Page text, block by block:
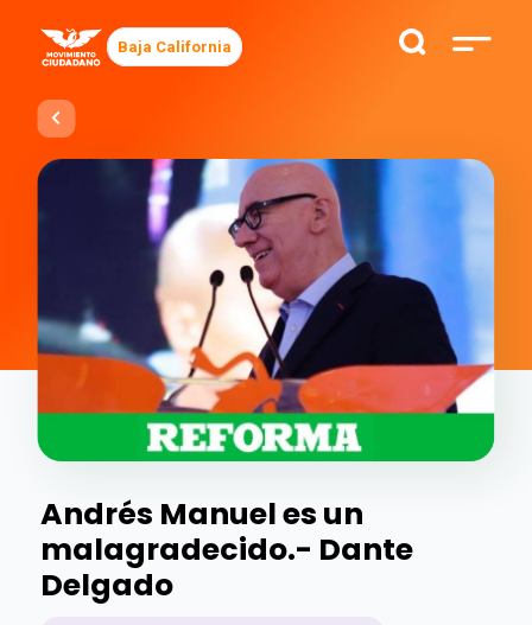
Baja California
Andrés Manuel es un
malagradecido.- Dante
Delgado